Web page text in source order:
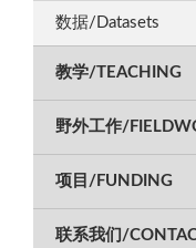
数据/Datasets
教学/TEACHING
野外工作/
项目/FUNDING
联系我们/